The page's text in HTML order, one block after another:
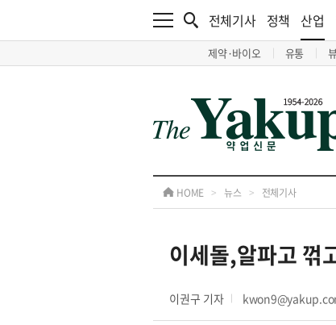
전체기사 정책 산업
제약·바이오 유통
HOME > 뉴스 > 전체기사
이세돌,알파고 꺾
이권구 기자